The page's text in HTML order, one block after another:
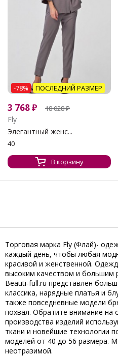
-78% ПОСЛЕДНИЙ РАЗМЕР
3 768₽ 18 028₽
Fly
Элегантный женс...
40
В корзину
Торговая марка Fly (Флай)-
каждый день, чтобы любая
красивой и женственной.
высоким качеством и большим
Beauti-full.ru представлен
классика, нарядные платья и
также повседневные модели
похвал. Обратите внимание на
производства изделий
ткани и новейшие технологии
моделей от 40 до 56 размера.
неотразимой.